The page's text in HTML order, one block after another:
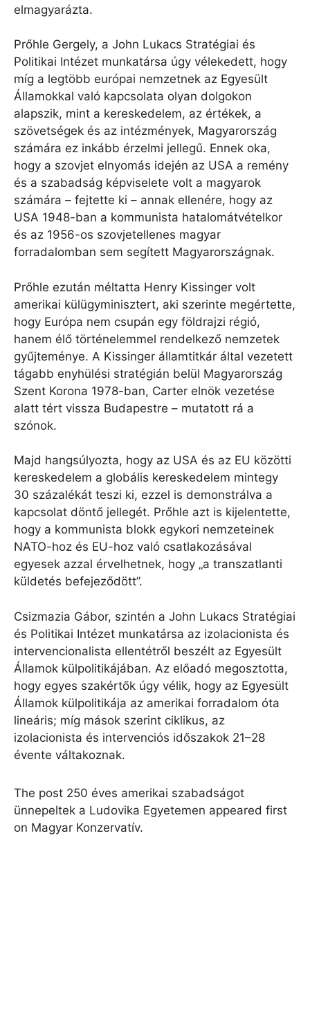
elmagyarázta.
Prőhle Gergely, a John Lukacs Stratégiai és
Politikai Intézet munkatársa úgy vélekedett, hogy
míg a legtöbb európai nemzetnek az Egyesült
Államokkal való kapcsolata olyan dolgokon
alapszik, mint a kereskedelem, az értékek, a
szövetségek és az intézmények, Magyarország
számára ez inkább érzelmi jellegű. Ennek oka,
hogy a szovjet elnyomás idején az USA a remény
és a szabadság képviselete volt a magyarok
számára – fejtette ki – annak ellenére, hogy az
USA 1948-ban a kommunista hatalomátvételkor
és az 1956-os szovjetellenes magyar
forradalomban sem segített Magyarországnak.
Prőhle ezután méltatta Henry Kissinger volt
amerikai külügyminisztert, aki szerinte megértette,
hogy Európa nem csupán egy földrajzi régió,
hanem élő történelemmel rendelkező nemzetek
gyűjteménye. A Kissinger államtitkár által vezetett
tágabb enyhülési stratégián belül Magyarország
Szent Korona 1978-ban, Carter elnök vezetése
alatt tért vissza Budapestre – mutatott rá a
szónok.
Majd hangsúlyozta, hogy az USA és az EU közötti
kereskedelem a globális kereskedelem mintegy
30 százalékát teszi ki, ezzel is demonstrálva a
kapcsolat döntő jellegét. Prőhle azt is kijelentette,
hogy a kommunista blokk egykori nemzeteinek
NATO-hoz és EU-hoz való csatlakozásával
egyesek azzal érvelhetnek, hogy „a transzatlanti
küldetés befejeződött”.
Csizmazia Gábor, szintén a John Lukacs Stratégiai
és Politikai Intézet munkatársa az izolacionista és
intervencionalista ellentétről beszélt az Egyesült
Államok külpolitikájában. Az előadó megosztotta,
hogy egyes szakértők úgy vélik, hogy az Egyesült
Államok külpolitikája az amerikai forradalom óta
lineáris; míg mások szerint ciklikus, az
izolacionista és intervenciós időszakok 21–28
évente váltakoznak.
The post 250 éves amerikai szabadságot
ünnepeltek a Ludovika Egyetemen appeared first
on Magyar Konzervatív.